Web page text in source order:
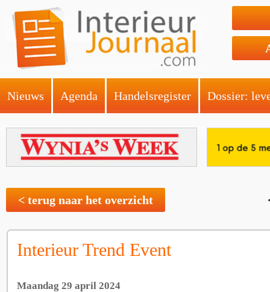
Nieuws Agenda Handelsregister Dossier:
< terug naar het overzicht
Interieur Trend Event
Maandag 29 april 2024